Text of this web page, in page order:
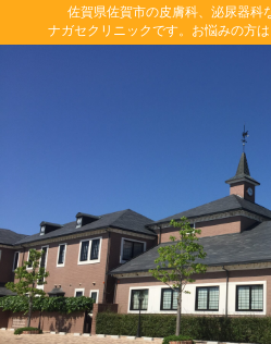
佐賀県佐賀市の皮膚科、泌尿器科
ナガセクリニックです。お悩みの方